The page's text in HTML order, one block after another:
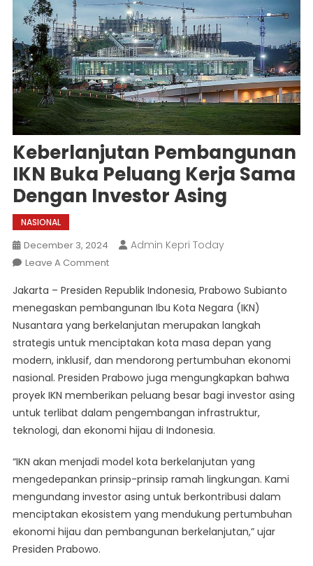
Keberlanjutan Pembangunan
IKN Buka Peluang Kerja Sama
Dengan Investor Asing
NASIONAL
December 3, 2024 Admin Kepri Today
Leave A CommentOn
Pembangunan
IKN
Buka
Peluang
Kerja
Sama
Dengan
Asing
Jakarta – Presiden Republik Indonesia, Prabowo Subianto
menegaskan pembangunan Ibu Kota Negara (IKN)
Nusantara yang berkelanjutan merupakan langkah
strategis untuk menciptakan kota masa depan yang
modern, inklusif, dan mendorong pertumbuhan ekonomi
nasional. Presiden Prabowo juga mengungkapkan bahwa
proyek IKN memberikan peluang besar bagi investor asing
untuk terlibat dalam pengembangan infrastruktur,
teknologi, dan ekonomi hijau di Indonesia.
“IKN akan menjadi model kota berkelanjutan yang
mengedepankan prinsip-prinsip ramah lingkungan. Kami
mengundang investor asing untuk berkontribusi dalam
menciptakan ekosistem yang mendukung pertumbuhan
ekonomi hijau dan pembangunan berkelanjutan,” ujar
Presiden Prabowo.